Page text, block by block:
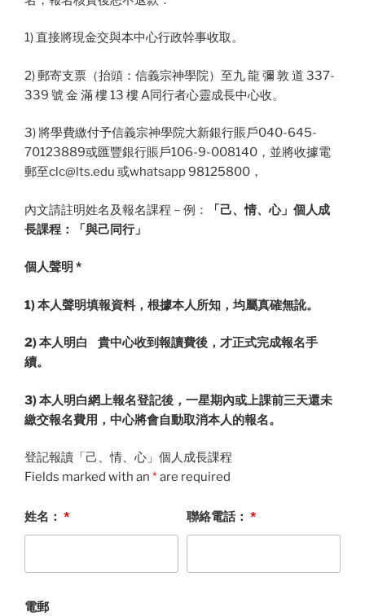
1) 直接將現金交與本中心行政幹事收取。
2) 郵寄支票（抬頭：信義宗神學院）至九 龍 彌 敦 道 337-
339 號 金 滿 樓 13 樓 A同行者心靈成長中心收。
3) 將學費繳付予信義宗神學院大新銀行賬戶040-645-
70123889或匯豐銀行賬戶106-9-008140，並將收據電
郵至clc@lts.edu 或whatsapp 98125800，
內文請註明姓名及報名課程－例：
「己、情、心」個人成
長課程：「與己同行」
個人聲明 *
1) 本人聲明填報資料，根據本人所知，均屬真確無訛。
2) 本人明白 貴中心收到報讀費後，才正式完成報名手
續。
3) 本人明白網上報名登記後，一星期內或上課前三天還未
繳交報名費用，中心將會自動取消本人的報名。
登記報讀「己、情、心」個人成長課程
Fields marked with an *are required
姓名： * 聯絡電話： *
電郵